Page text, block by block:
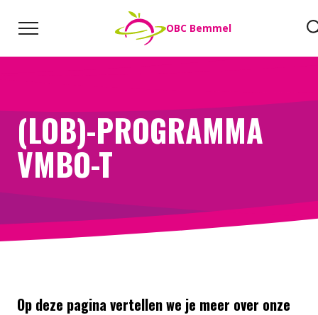
OBC Bemmel
Direct naar: Werken bij We helpen je opweg
(LOB)-PROGRAMMA
VMBO-T
Op deze pagina vertellen we je meer over onze